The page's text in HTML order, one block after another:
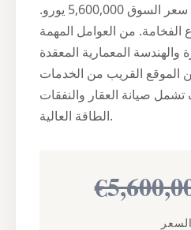
العقار ذو قيمة عالية، سعر السوق 5,600,000 يورو.
من العوامل المهمة
المعمارية المعقدة
الموقع القريب من الخدمات
صيانة العقار والنفقات
الطاقة العالية.
السعر